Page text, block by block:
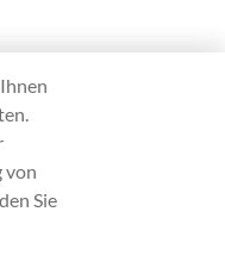
Reserved.
von
Sie